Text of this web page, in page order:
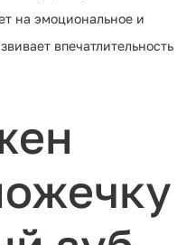
на эмоциональное и
впечатлительность